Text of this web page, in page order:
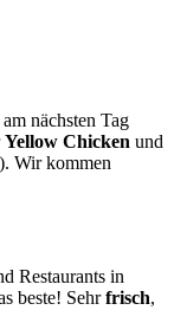
nächsten Tag
Yellow Chicken und
Wir kommen
Restaurants in
beste! Sehrfrisch,